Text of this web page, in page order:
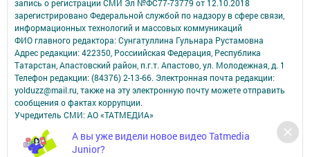
А вы уже видели новое видео Tatmedia
Junior?
запись о регистрации СМИ Эл №ФС77-73779 от 12.10.2018
зарегистрировано Федеральной службой по надзору в сфере связи,
информационных технологий и массовых коммуникаций
ФИО главного редактора: Сунгатуллина Гульнара Рустамовна
Адрес редакции: 422350, Россиийская Федерация, Республика
Татарстан, Апастовский район, п.г.т. Апастово, ул. Молодежная, д. 1
Телефон редакции: (84376) 2-13-66. Электронная почта редакции:
yolduzz@mail.ru, также на эту электронную почту можете отправить
сообщения о фактах коррупции.
Учредитель СМИ: АО «ТАТМЕДИА»
Антикоррупционная политика
АО «ТАТМЕДИА» использует «cookie»